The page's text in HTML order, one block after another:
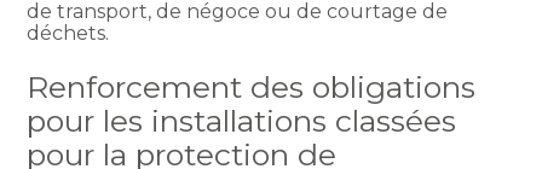
de transport, de négoce ou de courtage de
déchets.
Renforcement des obligations
pour les installations classées
pour la protection de